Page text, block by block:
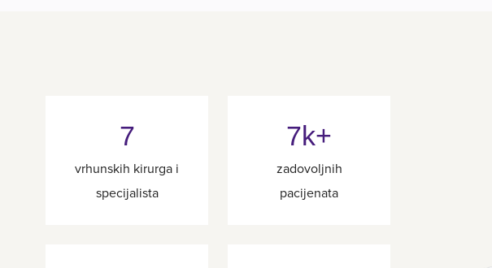
7
vrhunskih kirurga i
specijalista
7k+
zadovoljnih
pacijenata